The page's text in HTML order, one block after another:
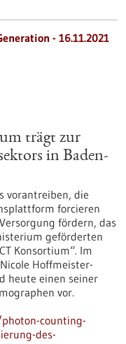
- 16.11.2021
trägt zur
in Baden-
vorantreiben, die
forcieren
fördern, das
geförderten
Konsortium“. Im
Hoffmeister-
heute einen seiner
vor.
counting-
des-